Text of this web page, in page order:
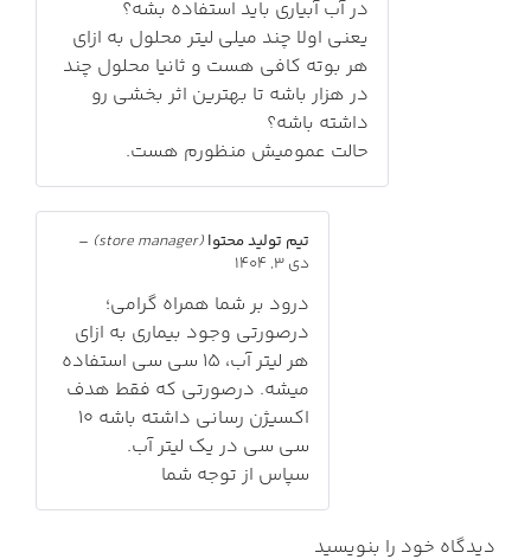
در آب آبیاری باید استفاده بشه؟
یعنی اولا چند میلی لیتر محلول به ازای
هر بوته کافی هست و ثانیا محلول چند
در هزار باشه تا بهترین اثر بخشی رو
داشته باشه؟
حالت عمومیش منظورم هست.
تیم تولید محتوا (store manager)
–
دی 3, 1404
درود بر شما همراه گرامی؛
درصورتی وجود بیماری به ازای
هر لیتر آب، ۱۵ سی سی استفاده
میشه. درصورتی که فقط هدف
اکسیژن رسانی داشته باشه ۱۰
سی سی در یک لیتر آب.
سپاس از توجه شما
دیدگاه خود را بنویسید